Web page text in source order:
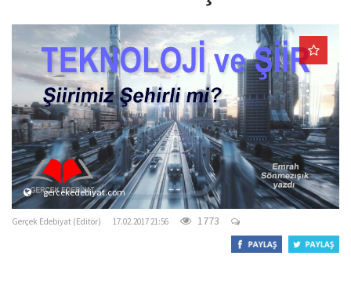
n
gercekedebiyat.com
Gerçek Edebiyat (Editör) 17.02.2017 21:56 1773